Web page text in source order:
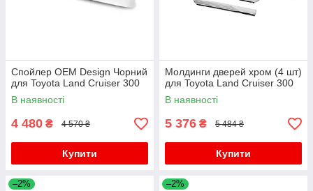
Спойлер OEM Design Чорний
для Toyota Land Cruiser 300
В наявності
4 480 ₴ 4 570 ₴
Купити
Молдинги дверей хром (4 шт)
для Toyota Land Cruiser 300
В наявності
5 376 ₴ 5 484 ₴
Купити
–2% –2%